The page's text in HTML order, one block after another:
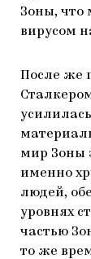
Зоны, что
вирусом
После же
мир Зоны
именно
людей,
уровнях
частью
то же